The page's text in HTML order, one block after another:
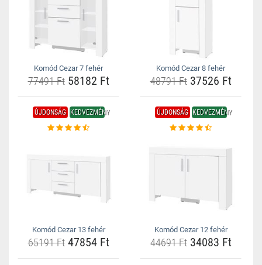
Komód Cezar 7 fehér
77491 Ft58182 Ft
Komód Cezar 8 fehér
48791 Ft37526 Ft
ÚJDONSÁG KEDVEZMÉNY
Komód Cezar 13 fehér
65191 Ft47854 Ft
ÚJDONSÁG KEDVEZMÉNY
Komód Cezar 12 fehér
44691 Ft34083 Ft